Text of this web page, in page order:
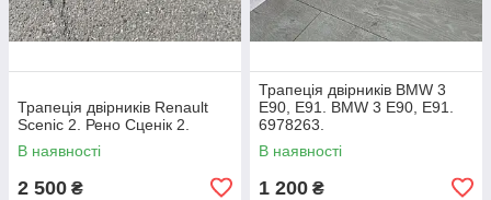
Трапеція двірників Renault
Scenic 2. Рено Сценік 2.
В наявності
2 500 ₴
Трапеція двірників BMW 3
E90, E91. BMW 3 Е90, Е91.
6978263.
В наявності
1 200 ₴